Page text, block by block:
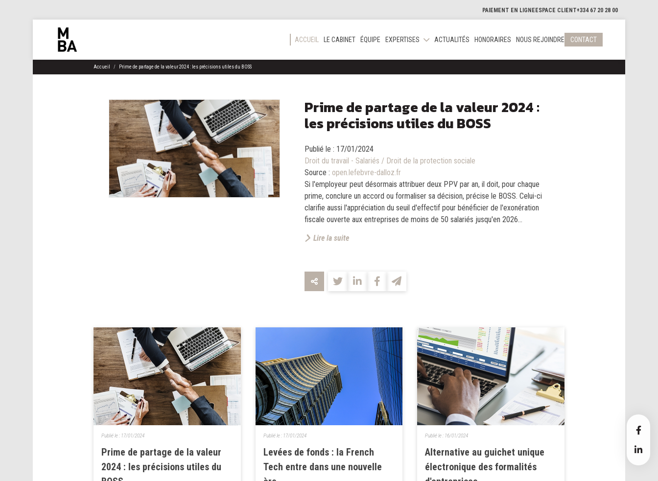
PAIEMENT EN LIGNE ESPACE CLIENT+334 67 20 28 00
ACCUEIL LE CABINET ÉQUIPE EXPERTISES ACTUALITÉS HONORAIRES NOUS REJOINDRE CONTACT
Accueil Prime de partage de la valeur 2024 : les précisions utiles du BOSS
Prime de partage de la valeur 2024 :
les précisions utiles du BOSS
Publié le : 17/01/2024
Droit du travail - Salariés / Droit de la protection sociale
Source : open.lefebvre-dalloz.fr
Si l'employeur peut désormais attribuer deux PPV par an, il doit, pour chaque
prime, conclure un accord ou formaliser sa décision, précise le BOSS. Celui-ci
clarifie aussi l'appréciation du seuil d'effectif pour bénéficier de l'exonération
fiscale ouverte aux entreprises de moins de 50 salariés jusqu'en 2026...
Lire la suite
Prime de partage de la valeur
2024 : les précisions utiles du
Publié le : 17/01/2024
Levées de fonds : la French
Tech entre dans une nouvelle
Publié le : 17/01/2024
Alternative au guichet unique
électronique des formalités
Publié le : 16/01/2024